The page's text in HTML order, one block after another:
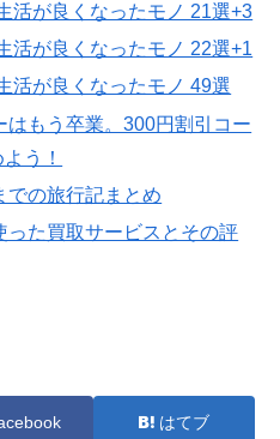
活が良くなったモノ 21選+3
活が良くなったモノ 22選+1
活が良くなったモノ 49選
もう卒業。300円割引コー
う！
での旅行記まとめ
った買取サービスとその評
はてブ